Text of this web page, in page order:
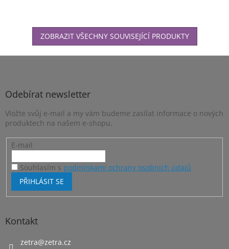
ZOBRAZIT VŠECHNY SOUVISEJÍCÍ PRODUKTY
Z
Odebírat newsletter
Vložte svůj e-mail a my vám budeme zasílat informace o nových
produktech na našem e-shopu.
E-mail
Souhlasím s podmínkami ochrany osobních údajů
PŘIHLÁSIT SE
Kontakt
zetra@zetra.cz